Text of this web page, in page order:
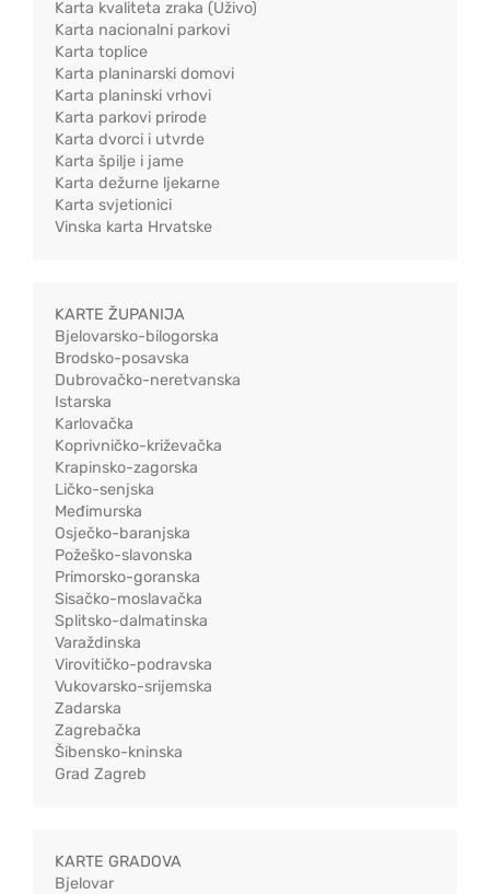
Karta kvaliteta zraka (Uživo)
Karta nacionalni parkovi
Karta toplice
Karta planinarski domovi
Karta planinski vrhovi
Karta parkovi prirode
Karta dvorci i utvrde
Karta špilje i jame
Karta dežurne ljekarne
Karta svjetionici
Vinska karta Hrvatske
KARTE ŽUPANIJA
Bjelovarsko-bilogorska
Brodsko-posavska
Dubrovačko-neretvanska
Istarska
Karlovačka
Koprivničko-križevačka
Krapinsko-zagorska
Ličko-senjska
Međimurska
Osječko-baranjska
Požeško-slavonska
Primorsko-goranska
Sisačko-moslavačka
Splitsko-dalmatinska
Varaždinska
Virovitičko-podravska
Vukovarsko-srijemska
Zadarska
Zagrebačka
Šibensko-kninska
Grad Zagreb
KARTE GRADOVA
Bjelovar